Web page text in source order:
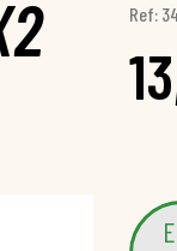
Ref: